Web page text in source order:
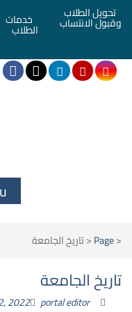
تحويل الطلاب
وقبول الانتساب خدمات
الطلاب
<
Page
<تاريخ الجامعة
تاريخ الجامعة
2022 portal editor